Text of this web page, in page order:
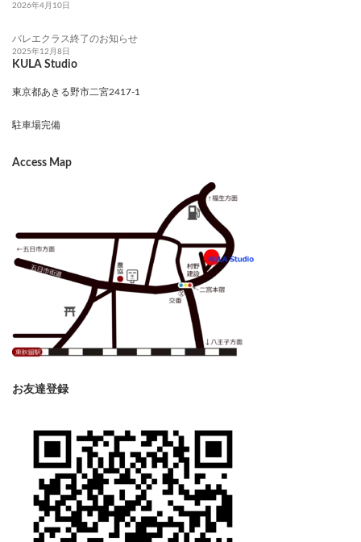
2026年4月10日
バレエクラス終了のお知らせ
2025年12月8日
KULA Studio
東京都あきる野市二宮2417-1
駐車場完備
Access Map
お友達登録